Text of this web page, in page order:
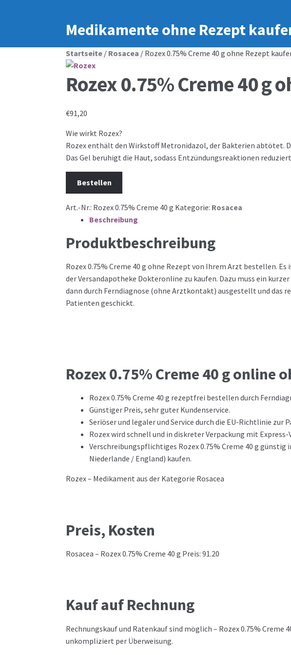
Medikamente ohne Rezept
Startseite/ Rosacea / Rozex 0.75% Creme 40 g ohne Rezept
Rozex 0.75% Creme 40 g
€91,20
Wie wirkt Rozex?
Rozex enthält den Wirkstoff Metronidazol, der Bakterien abtötet.
Das Gel beruhigt die Haut, sodass Entzündungsreaktionen
Bestellen
Art.-Nr.: Rozex 0.75% Creme 40 g Kategorie: Rosacea
Beschreibung
Produktbeschreibung
Rozex 0.75% Creme 40 g ohne Rezept von Ihrem Arzt bestellen.
der Versandapotheke Dokteronline zu kaufen. Dazu muss ein
dann durch Ferndiagnose (ohne Arztkontakt) ausgestellt und das
Patienten geschickt.
Rozex 0.75% Creme 40 g online
Rozex 0.75% Creme 40 g rezeptfrei bestellen durch
Günstiger Preis, sehr guter Kundenservice.
Seriöser und legaler und Service durch die EU-Richtlinie
Rozex wird schnell und in diskreter Verpackung mit
Verschreibungspflichtiges Rozex 0.75% Creme 40 g günstig
Niederlande / England) kaufen.
Rozex – Medikament aus der Kategorie Rosacea
Preis, Kosten
Rosacea – Rozex 0.75% Creme 40 g Preis: 91.20
Kauf auf Rechnung
Rechnungskauf und Ratenkauf sind möglich – Rozex 0.75% Creme
unkompliziert per Überweisung.